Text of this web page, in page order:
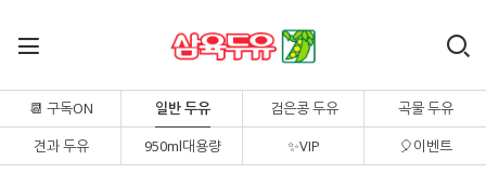
📆 구독ON 일반 두유 검은콩 두유
곡물 두유
견과 두유
950ml대용량 ✨VIP 🎈이벤트